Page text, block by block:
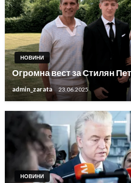
НОВИНИ
Огромна вест за Стилян
admin_zarata 23.06.2025
НОВИНИ